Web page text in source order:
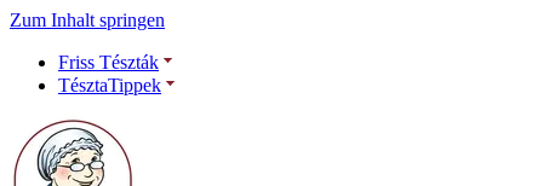
Zum Inhalt springen
Friss Tészták
TésztaTippek